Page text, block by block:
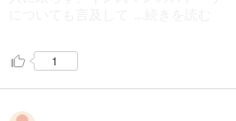
1